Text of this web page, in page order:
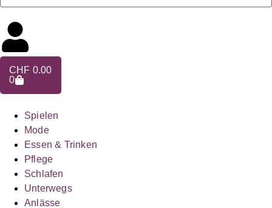
CHF 0.00
0
Spielen
Mode
Essen & Trinken
Pflege
Schlafen
Unterwegs
Anlässe